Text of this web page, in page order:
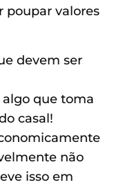
poupar valores
devem ser
algo que toma
casal!
não
isso em